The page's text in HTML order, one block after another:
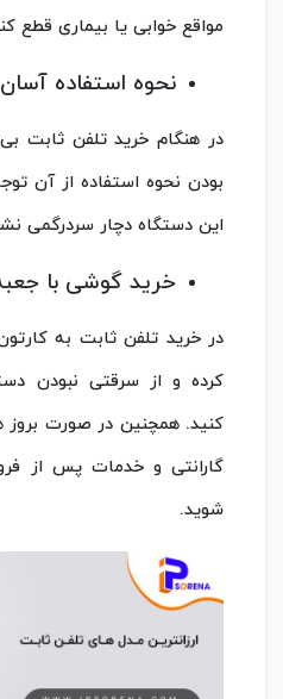
مواقع خوابی یا بیماری قطع
نحوه استفاده آسان
در هنگام خرید تلفن ثابت
بودن نحوه استفاده از آن
این دستگاه دچار سردرگمی
خرید گوشی با
در خرید تلفن ثابت به
کرده و از سرقتی نبودن
کنید. همچنین در صورت بروز
گارانتی و خدمات پس از
شوید.